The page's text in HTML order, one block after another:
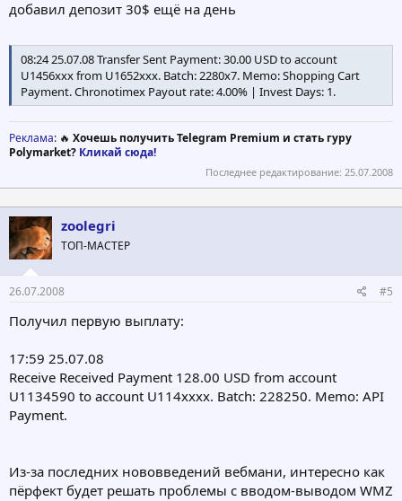
добавил депозит 30$ ещё на день
08:24 25.07.08 Transfer Sent Payment: 30.00 USD to account
U1456xxx from U1652xxx. Batch: 2280x7. Memo: Shopping Cart
Payment. Chronotimex Payout rate: 4.00% | Invest Days: 1.
Реклама: 🔥 Хочешь получить Telegram Premium и стать гуру
Polymarket? Кликай сюда!
Последнее редактирование: 25.07.2008
zoolegri
ТОП-МАСТЕР
26.07.2008 #5
Получил первую выплату:
17:59 25.07.08
Receive Received Payment 128.00 USD from account
U1134590 to account U114xxxx. Batch: 228250. Memo: API
Payment.
Из-за последних нововведений вебмани, интересно как
пёрфект будет решать проблемы с вводом-выводом WMZ